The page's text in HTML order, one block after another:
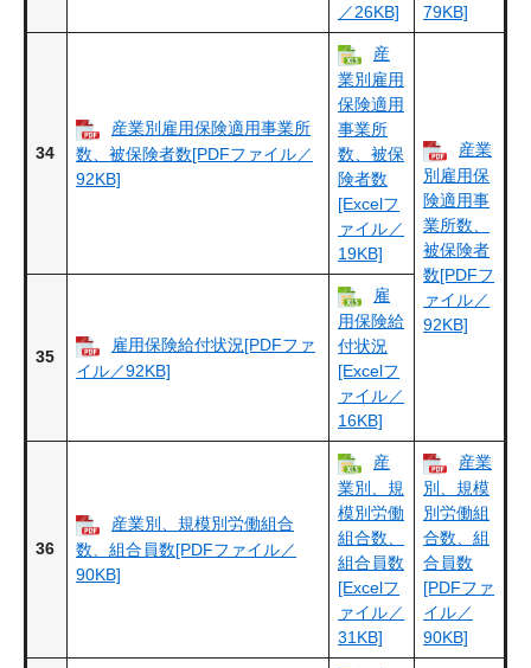
／26KB]
79KB]
34
産業別雇用保険適用事業所
数、被保険者数[PDFファイル／
92KB]
産
業別雇用
保険適用
事業所
数、被保
険者数
[Excelフ
ァイル／
19KB]
産業
別雇用保
険適用事
業所数、
被保険者
数[PDFフ
ァイル／
92KB]
35
雇用保険給付状況[PDFファ
イル／92KB]
雇
用保険給
付状況
[Excelフ
ァイル／
16KB]
36
産業別、規模別労働組合
数、組合員数[PDFファイル／
90KB]
産
業別、規
模別労働
組合数、
組合員数
[Excelフ
ァイル／
31KB]
産業
別、規模
別労働組
合数、組
合員数
[PDFファ
イル／
90KB]